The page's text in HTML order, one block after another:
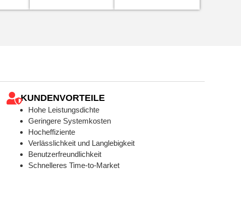
KUNDENVORTEILE
Hohe Leistungsdichte
Geringere Systemkosten
Hocheffiziente
Verlässlichkeit und Langlebigkeit
Benutzerfreundlichkeit
Schnelleres Time-to-Market